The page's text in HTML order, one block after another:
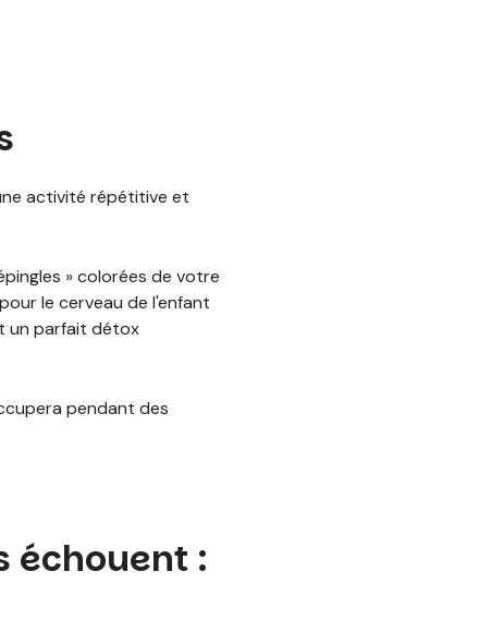
activité répétitive et
» colorées de votre
le cerveau de l'enfant
un parfait détox
pendant des
échouent :